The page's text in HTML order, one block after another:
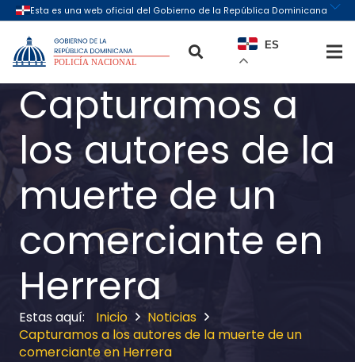
ES
Capturamos a
los autores de la
muerte de un
comerciante en
Herrera
Inicio
Noticias
Capturamos a los autores de la muerte de un
comerciante en Herrera